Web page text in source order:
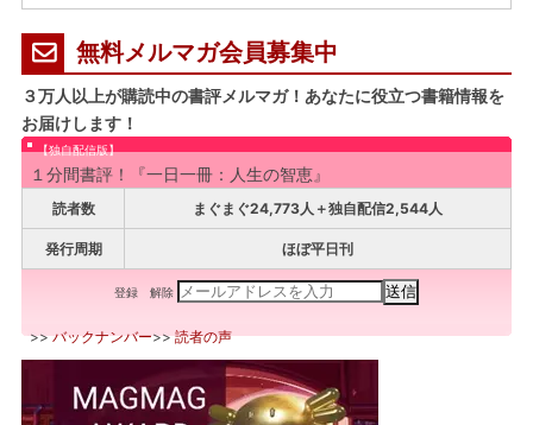
無料メルマガ会員募集中
３万人以上が購読中の書評メルマガ！あなたに役立つ書籍情報を
お届けします！
【独自配信版】
１分間書評！『一日一冊：人生の智恵』
読者数 まぐまぐ24,773人＋独自配信2,544人
発行周期 ほぼ平日刊
登録 解除
>>バックナンバー>>読者の声